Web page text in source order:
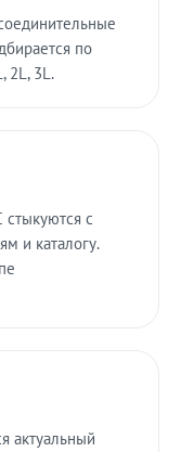
по
2L, 3L.
с
и каталогу.
актуальный